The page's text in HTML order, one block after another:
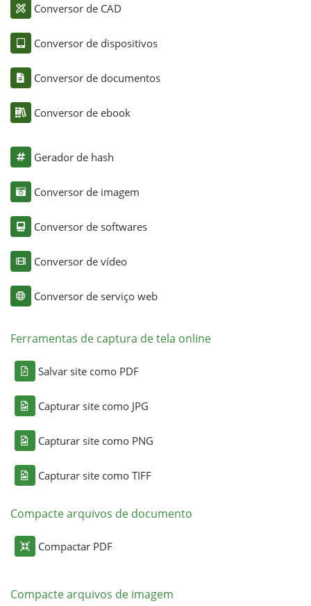
Conversor de CAD
Conversor de dispositivos
Conversor de documentos
Conversor de ebook
Gerador de hash
Conversor de imagem
Conversor de softwares
Conversor de vídeo
Conversor de serviço web
Ferramentas de captura de tela online
Salvar site como PDF
Capturar site como JPG
Capturar site como PNG
Capturar site como TIFF
Compacte arquivos de documento
Compactar PDF
Compacte arquivos de imagem